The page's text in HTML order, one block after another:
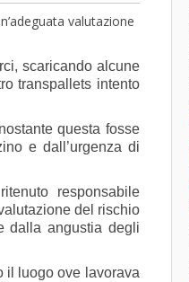
valutazione
scaricando alcune
transpallets intento
questa fosse
e dall’urgenza di
responsabile
del rischio
dalla angustia degli
il luogo ove lavorava